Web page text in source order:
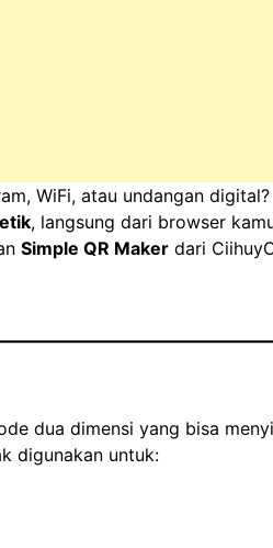
WiFi, atau undangan digital?
, langsung dari browser
Simple QR Maker dari
dua dimensi yang bisa
digunakan untuk: